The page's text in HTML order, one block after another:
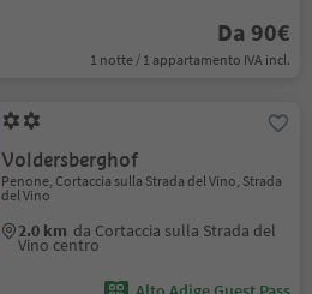
Da 90€
1 notte / 1 appartamento IVA incl.
Voldersberghof
Penone, Cortaccia sulla Strada del Vino, Strada
del Vino
2.0 km da Cortaccia sulla Strada del
Vino centro